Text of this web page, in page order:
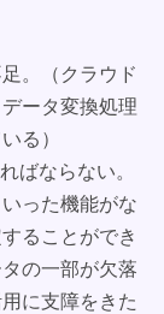
。（クラウド
ータ変換処理
る）
ばならない。
った機能がな
ることができ
の一部が欠落
に支障をきた